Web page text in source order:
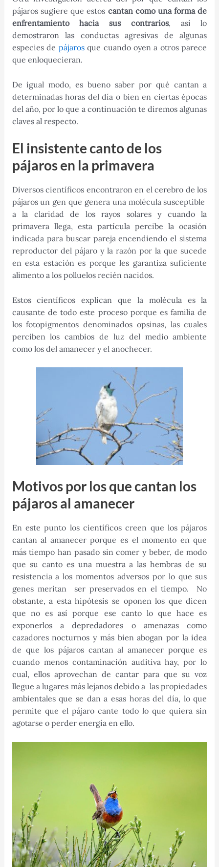
pájaros sugiere que estos cantan como una forma de
enfrentamiento hacia sus contrarios, así lo
demostraron las conductas agresivas de algunas
especies de pájarosque cuando oyen a otros parece
que enloquecieran.
De igual modo, es bueno saber por qué cantan a
determinadas horas del día o bien en ciertas épocas
del año, por lo que a continuación te diremos algunas
claves al respecto.
El insistente canto de los
pájaros en la primavera
Diversos científicos encontraron en el cerebro de los
pájaros un gen que genera una molécula susceptible
a la claridad de los rayos solares y cuando la
primavera llega, esta partícula percibe la ocasión
indicada para buscar pareja encendiendo el sistema
reproductor del pájaro y la razón por la que sucede
en esta estación es porque les garantiza suficiente
alimento a los polluelos recién nacidos.
Estos científicos explican que la molécula es la
causante de todo este proceso porque es familia de
los fotopigmentos denominados opsinas, las cuales
perciben los cambios de luz del medio ambiente
como los del amanecer y el anochecer.
Motivos por los que cantan los
pájaros al amanecer
En este punto los científicos creen que los pájaros
cantan al amanecer porque es el momento en que
más tiempo han pasado sin comer y beber, de modo
que su canto es una muestra a las hembras de su
resistencia a los momentos adversos por lo que sus
genes meritan ser preservados en el tiempo. No
obstante, a esta hipótesis se oponen los que dicen
que no es así porque ese canto lo que hace es
exponerlos a depredadores o amenazas como
cazadores nocturnos y más bien abogan por la idea
de que los pájaros cantan al amanecer porque es
cuando menos contaminación auditiva hay, por lo
cual, ellos aprovechan de cantar para que su voz
llegue a lugares más lejanos debido a las propiedades
ambientales que se dan a esas horas del día, lo que
permite que el pájaro cante todo lo que quiera sin
agotarse o perder energía en ello.